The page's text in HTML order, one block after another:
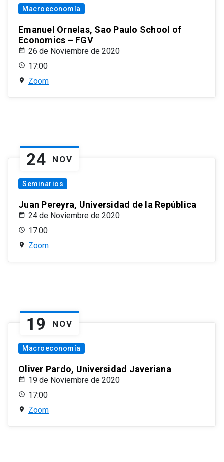
Macroeconomía
Emanuel Ornelas, Sao Paulo School of
Economics – FGV
26 de Noviembre de 2020
17:00
Zoom
24 NOV
Seminarios
Juan Pereyra, Universidad de la República
24 de Noviembre de 2020
17:00
Zoom
19 NOV
Macroeconomía
Oliver Pardo, Universidad Javeriana
19 de Noviembre de 2020
17:00
Zoom